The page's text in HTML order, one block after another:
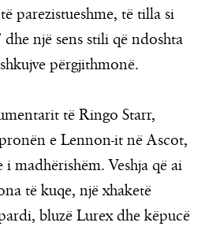
parezistueshme, të tilla si
një sens stili që ndoshta
përgjithmonë.
të Ringo Starr,
e Lennon-it në Ascot,
madhërishëm. Veshja që ai
të kuqe, një xhaketë
bluzë Lurex dhe këpucë